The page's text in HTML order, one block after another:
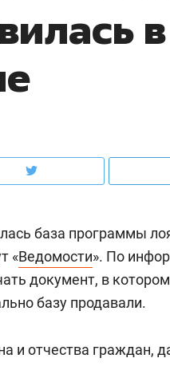
в
база программы
«Ведомости». По
документ, в котором
базу продавали.
и отчества граждан,
и чудных запросах
квартиры и Face
в ЖК «Нова»
с